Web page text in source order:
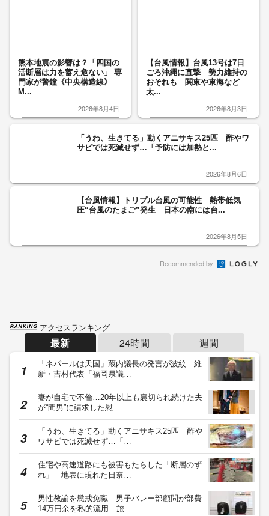
熊本地震の影響は？「四国の
活断層は力を蓄え危ない」 専
門家が警鐘《中央構造線》
M...
2026年8月4日
【台風情報】台風13号は7日
ごろ沖縄に直撃 勢力維持の
おそれも 関東や東海など
太...
2026年8月3日
「うわ、生きてる」動くアニサキス25匹 酢やワ
サビでは死滅せず…「予防には加熱と...
2026年8月6日
【台風情報】トリプル台風の可能性 熱帯低気
圧“台風のたまご”発生 日本の南には台...
2026年8月5日
Recommended by
アクセスランキング
最新 24時間 週間
「ネパールは天国」蔵内議長の発言が波紋 維
新・吉村代表「福岡県議…
妻が自宅で不倫…20年以上も裏切られ続けた夫
が“間男”に請求した慰…
「うわ、生きてる」動くアニサキス25匹 酢や
ワサビでは死滅せず…「…
住宅や高速道路にも被害もたらした「断層のず
れ」 地表に現れた日奈…
男性教諭を懲戒免職 男子バレー部顧問が部費
14万円余を私的流用…旅…